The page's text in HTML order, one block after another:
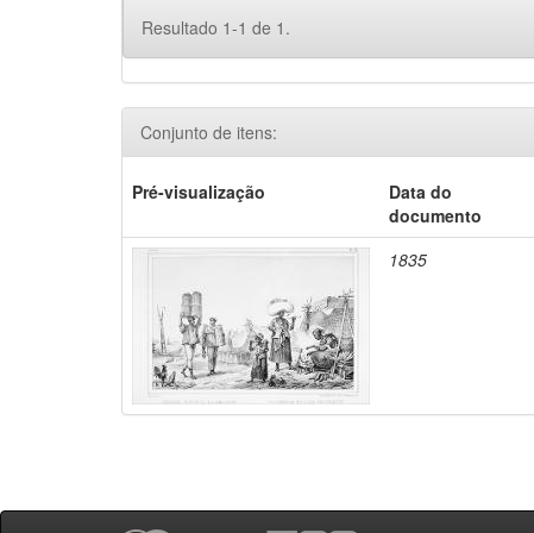
Resultado 1-1 de 1.
Conjunto de itens:
Pré-visualização
Data do
documento
1835